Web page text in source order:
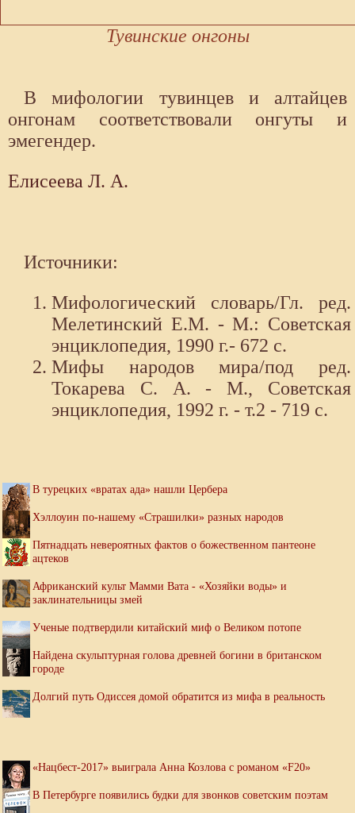
Тувинские онгоны
В мифологии тувинцев и алтайцев
онгонам соответствовали онгуты и
эмегендер.
Елисеева Л. А.
Источники:
Мифологический словарь/Гл. ред.
Мелетинский Е.М. - М.: Советская
энциклопедия, 1990 г.- 672 с.
Мифы народов мира/под ред.
Токарева С. А. - М., Советская
энциклопедия, 1992 г. - т.2 - 719 с.
В турецких «вратах ада» нашли Цербера
Хэллоуин по-нашему «Страшилки» разных народов
Пятнадцать невероятных фактов о божественном пантеоне
ацтеков
Африканский культ Мамми Вата - «Хозяйки воды» и
заклинательницы змей
Ученые подтвердили китайский миф о Великом потопе
Найдена скульптурная голова древней богини в британском
городе
Долгий путь Одиссея домой обратится из мифа в реальность
«Нацбест-2017» выиграла Анна Козлова с романом «F20»
В Петербурге появились будки для звонков советским поэтам